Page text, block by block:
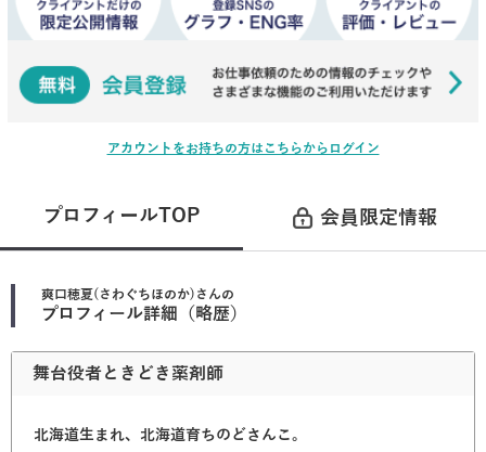
アカウントをお持ちの方はこちらからログイン
プロフィールTOP 会員限定情報
爽口穂夏(さわぐちほのか) さんの
プロフィール詳細（略歴）
舞台役者ときどき薬剤師
北海道生まれ、北海道育ちのどさんこ。